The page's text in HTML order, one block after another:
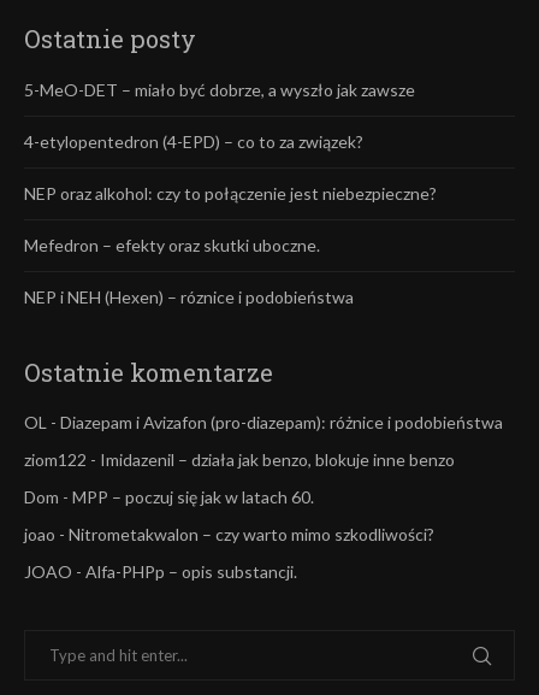
Ostatnie posty
5-MeO-DET – miało być dobrze, a wyszło jak zawsze
4-etylopentedron (4-EPD) – co to za związek?
NEP oraz alkohol: czy to połączenie jest niebezpieczne?
Mefedron – efekty oraz skutki uboczne.
NEP i NEH (Hexen) – róznice i podobieństwa
Ostatnie komentarze
OL - Diazepam i Avizafon (pro-diazepam): różnice i podobieństwa
ziom122 - Imidazenil – działa jak benzo, blokuje inne benzo
Dom - MPP – poczuj się jak w latach 60.
joao - Nitrometakwalon – czy warto mimo szkodliwości?
JOAO - Alfa-PHPp – opis substancji.